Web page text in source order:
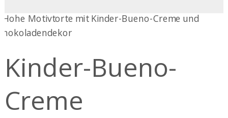
Kinder-Bueno-
Creme
Kinder-
Bueno-